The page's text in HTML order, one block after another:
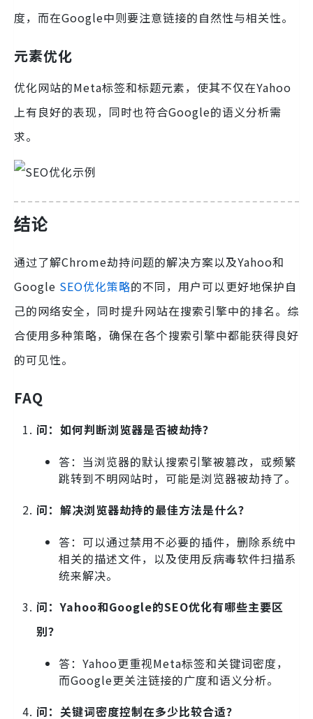
度，而在Google中则要注意链接的自然性与相关性。
元素优化
优化网站的Meta标签和标题元素，使其不仅在Yahoo
上有良好的表现，同时也符合Google的语义分析需
求。
结论
通过了解Chrome劫持问题的解决方案以及Yahoo和
Google SEO优化策略的不同，用户可以更好地保护自
己的网络安全，同时提升网站在搜索引擎中的排名。综
合使用多种策略，确保在各个搜索引擎中都能获得良好
的可见性。
FAQ
问：如何判断浏览器是否被劫持？
答：当浏览器的默认搜索引擎被篡改，或频繁
跳转到不明网站时，可能是浏览器被劫持了。
问：解决浏览器劫持的最佳方法是什么？
答：可以通过禁用不必要的插件，删除系统中
相关的描述文件，以及使用反病毒软件扫描系
统来解决。
问：Yahoo和Google的SEO优化有哪些主要区
别？
答：Yahoo更重视Meta标签和关键词密度，
而Google更关注链接的广度和语义分析。
问：关键词密度控制在多少比较合适？